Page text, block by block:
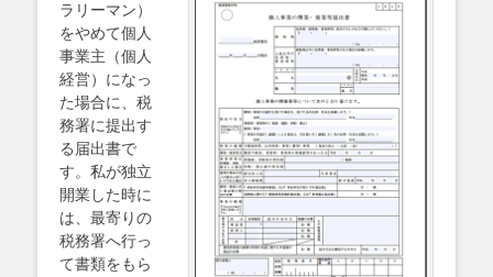
ラリーマン）
をやめて個人
事業主（個人
経営）になっ
た場合に、税
務署に提出す
る届出書で
す。私が独立
開業した時に
は、最寄りの
税務署へ行っ
て書類をもら